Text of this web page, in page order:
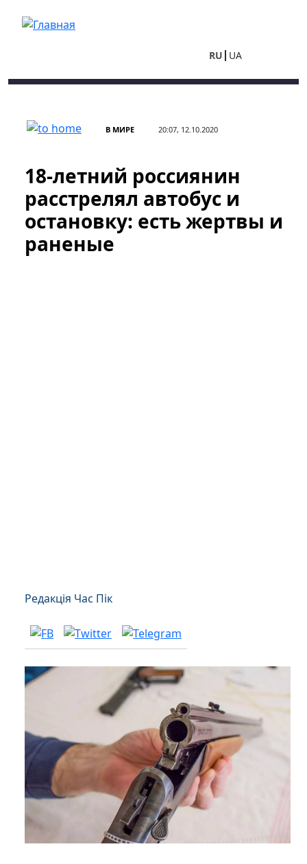
RU UA
В МИРЕ 20:07, 12.10.2020
18-летний россиянин
расстрелял автобус и
остановку: есть жертвы и
раненые
Редакція Час Пік